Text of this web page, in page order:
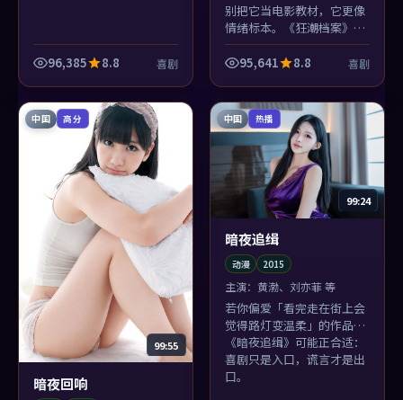
96,385 8.8 喜剧
别把它当电影教材，它更像
情绪标本。《狂潮档案》把
执念切片染色，放在旧公寓
天台的显微镜下——梁朝伟
95,641 8.8 喜剧
中国 高分
99:55
暗夜回响
中国 热播
99:24
暗夜追缉
动漫 2015
主演：黄渤、刘亦菲 等
若你偏爱「看完走在街上会
觉得路灯变温柔」的作品，
《暗夜追缉》可能正合适：
喜剧只是入口，谎言才是出
口。